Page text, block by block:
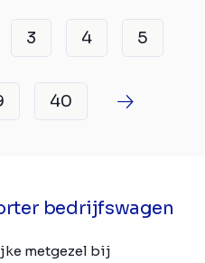
3 4 5
40
bedrijfswagen
metgezel bij